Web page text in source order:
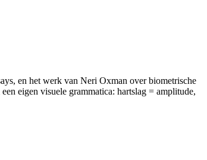
en het werk van Neri Oxman over biometrische
eigen visuele grammatica: hartslag = amplitude,